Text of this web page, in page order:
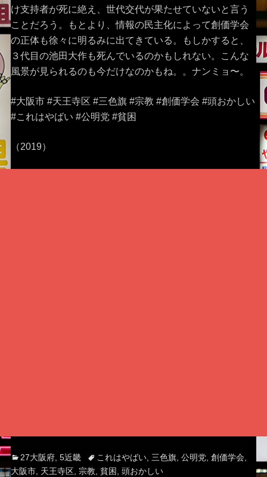
け支持者が死に絶え、世代交代が果たせていないと言う
ことだろう。もとより、情報の民主化によって創価学会
の正体も徐々に明るみに出てきている。もしかすると、
３代目の池田大作も死んでいるのかもしれない。こんな
風景が見られるのも今だけなのかもね。。ナンミョ〜。
#大阪市 #天王寺区 #三色旗 #宗教 #創価学会 #頭おかしい
#これはやばい #公明党 #貧困
（2019）
Categories
27大阪府, 5近畿 Tagsこれはやばい, 三色旗, 公明党, 創価学会,
大阪市, 天王寺区, 宗教, 貧困, 頭おかしい